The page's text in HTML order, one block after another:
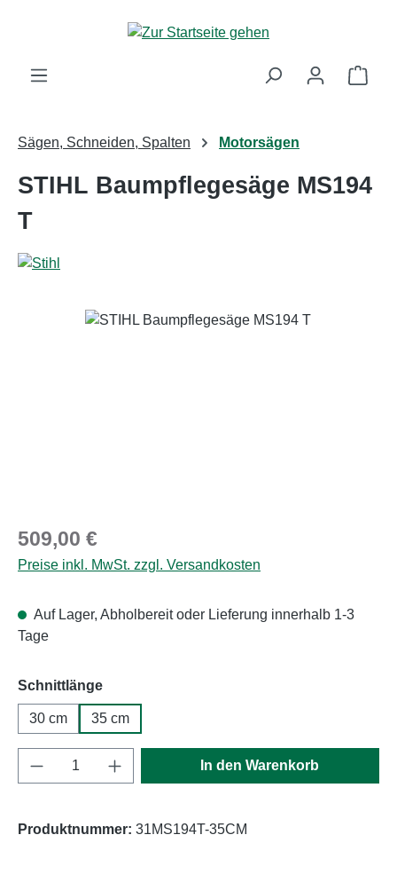
Zum Hauptinhalt springen
Sägen, Schneiden, Spalten Motorsägen
STIHL Baumpflegesäge MS194
T
Regulärer Preis:
509,00 €
Preise inkl. MwSt. zzgl. Versandkosten
Auf Lager, Abholbereit oder Lieferung innerhalb 1-3
Tage
Schnittlängeauswählen
30 cm 35 cm
Produkt Anzahl: Gib den gewünschten
In den Warenkorb
Produktnummer: 31MS194T-35CM